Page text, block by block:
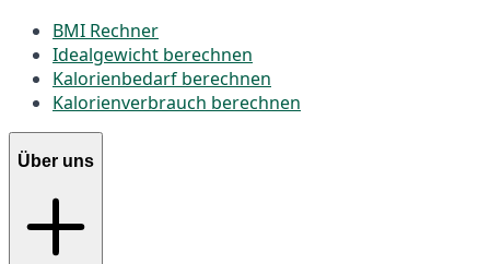
BMI Rechner
Idealgewicht berechnen
Kalorienbedarf berechnen
Kalorienverbrauch berechnen
Über uns